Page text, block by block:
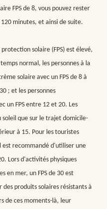
FPS de 8, vous pouvez rester
minutes, et ainsi de suite.
solaire (FPS) est élevé,
normal, les personnes à la
solaire avec un FPS de 8 à
; et les personnes
un FPS entre 12 et 20. Les
soleil que sur le trajet domicile-
à 15. Pour les touristes
recommandé d'utiliser une
Lors d'activités physiques
en mer, un FPS de 30 est
produits solaires résistants à
de ces moments-là, leur